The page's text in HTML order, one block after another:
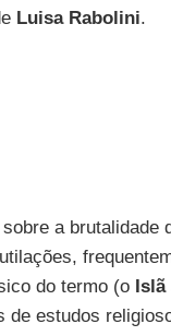
Luisa Rabolini.
a brutalidade
do termo (o Islã
de estudos